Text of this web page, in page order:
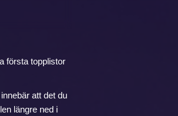
första topplistor
att det du
längre ned i